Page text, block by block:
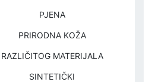
PJENA
PRIRODNA KOŽA
RAZLIČITOG MATERIJALA
SINTETIČKI